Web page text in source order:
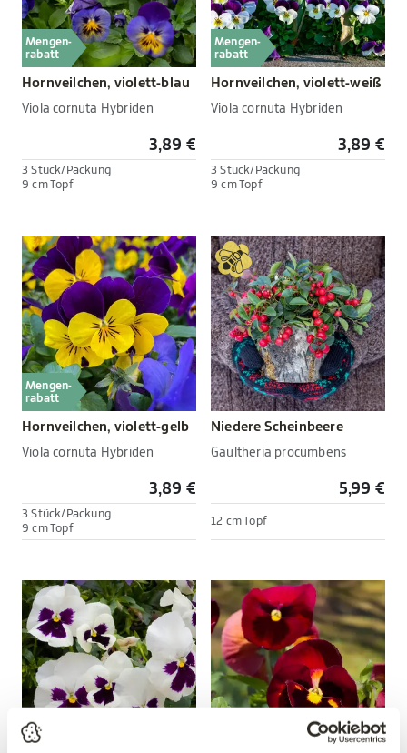
Mengen-
rabatt
Hornveilchen, violett-blau
Viola cornuta Hybriden
3,89 €
3 Stück/Packung
9 cm Topf
Mengen-
rabatt
Hornveilchen, violett-weiß
Viola cornuta Hybriden
3,89 €
3 Stück/Packung
9 cm Topf
Mengen-
rabatt
Hornveilchen, violett-gelb
Viola cornuta Hybriden
3,89 €
3 Stück/Packung
9 cm Topf
Niedere Scheinbeere
Gaultheria procumbens
5,99 €
12 cm Topf
Mengen-
rabatt